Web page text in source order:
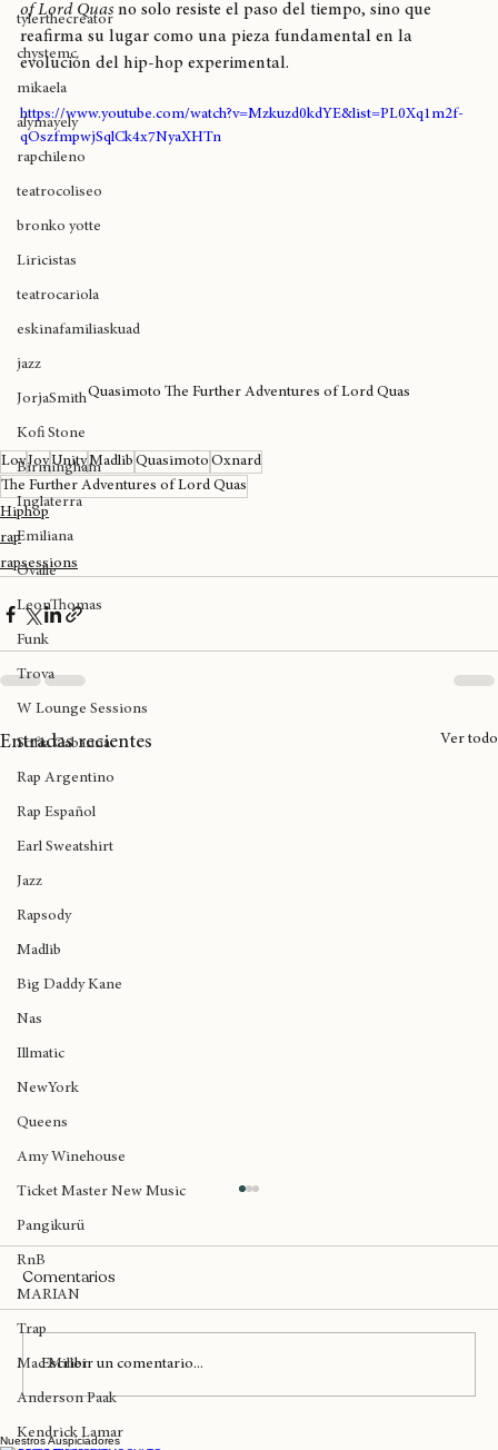
cultura cannábica
tylerthecreator
chystemc
mikaela
alymayely
rapchileno
teatrocoliseo
bronko yotte
Liricistas
teatrocariola
eskinafamiliaskuad
jazz
JorjaSmith
Kofi Stone
Birmingham
Inglaterra
Emiliana
Ovalle
LeonThomas
Funk
Trova
W Lounge Sessions
Sofía Gabanna
Rap Argentino
Rap Español
Earl Sweatshirt
Jazz
Rapsody
Madlib
Big Daddy Kane
Nas
Illmatic
NewYork
Queens
Amy Winehouse
Ticket Master New Music
Pangikurü
RnB
MARIAN
Trap
Mac Miller
Anderson Paak
productores. A 21 años de su estreno,
The Further Adventures
of Lord Quas no solo resiste el paso del tiempo, sino que
reafirma su lugar como una pieza fundamental en la
evolución del hip-hop experimental.
https://www.youtube.com/watch?v=Mzkuzd0kdYE&list=PL0Xq1m2f-
LovJoyUnity
The Further Adventures of Lord Quas
rap
rapsessions
Entradas recientes
Comentarios
Escribir un comentario...